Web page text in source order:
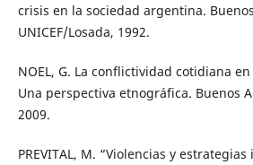
crisis en la sociedad argentina.
UNICEF/Losada, 1992.
NOEL, G. La conflictividad cotidiana
Una perspectiva etnográfica. Buenos
2009.
PREVITAL, M. “Violencias y